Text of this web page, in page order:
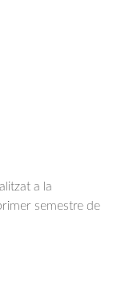
a la
semestre de